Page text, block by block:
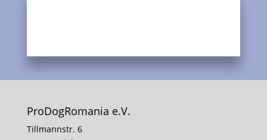
ProDogRomania e.V.
Tillmannstr. 6